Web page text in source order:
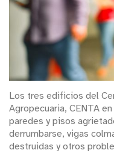
Los tres edificios del
Agropecuaria, CENTA
paredes y pisos
derrumbarse, vigas
destruidas y otros